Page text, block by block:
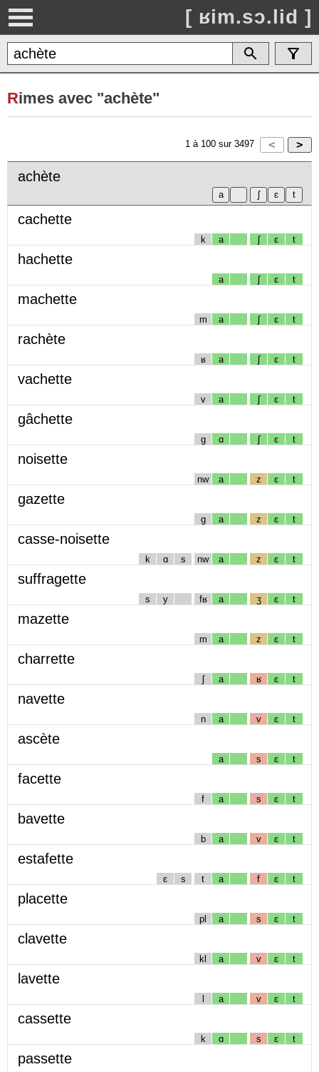
[ ʁim.sɔ.lid ]
Rimes avec "achète"
1 à 100 sur 3497
achète
cachette
k a ʃ ɛ t
hachette
a ʃ ɛ t
machette
m a ʃ ɛ t
rachète
ʁ a ʃ ɛ t
vachette
v a ʃ ɛ t
gâchette
g ɑ ʃ ɛ t
noisette
nw a z ɛ t
gazette
g a z ɛ t
casse-noisette
k ɑ s nw a z ɛ t
suffragette
s y fʁ a ʒ ɛ t
mazette
m a z ɛ t
charrette
ʃ a ʁ ɛ t
navette
n a v ɛ t
ascète
a s ɛ t
facette
f a s ɛ t
bavette
b a v ɛ t
estafette
ɛ s t a f ɛ t
placette
pl a s ɛ t
clavette
kl a v ɛ t
lavette
l a v ɛ t
cassette
k ɑ s ɛ t
passette